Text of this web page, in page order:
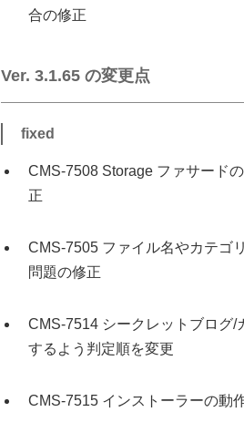
合の修正
Ver. 3.1.65 の変更点
fixed
CMS-7508 Storage ファサード
正
CMS-7505 ファイル名やカテゴ
問題の修正
CMS-7514 シークレットブログ
するよう判定順を変更
CMS-7515 インストーラーの動